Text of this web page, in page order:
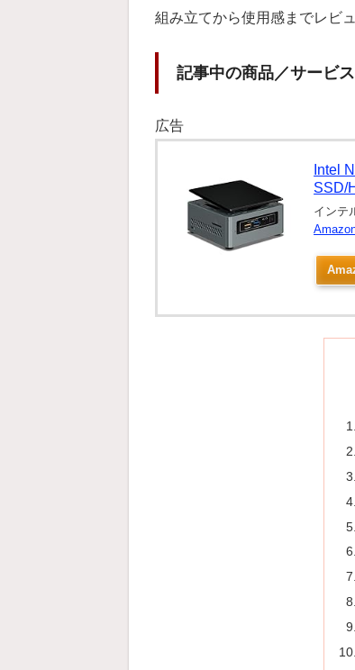
組み立てから使用感までレビュ
記事中の商品／サービス
広告
Intel
SSD/
インテ